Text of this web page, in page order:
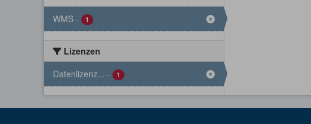
WMS - 1
Lizenzen
Datenlizenz... - 1